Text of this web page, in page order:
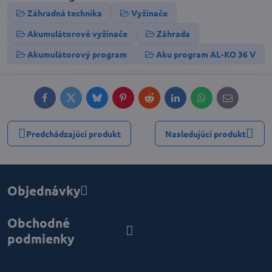
Záhradná technika
Vyžínače
Akumulátorové vyžínače
Záhrada
Akumulátorový program
Aku program AL-KO 36 V
FacebookTwitterBlueskyPinterestRedditLinkedInWhatsApp
E-
mail
Predchádzajúci produkt Nasledujúci produkt
Objednávky
Obchodné
podmienky